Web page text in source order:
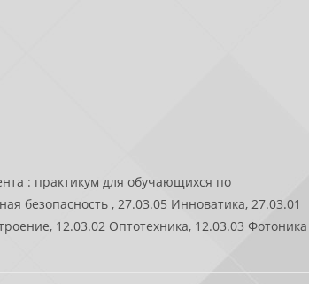
: практикум для обучающихся по
безопасность , 27.03.05 Инноватика, 27.03.01
12.03.02 Оптотехника, 12.03.03 Фотоника